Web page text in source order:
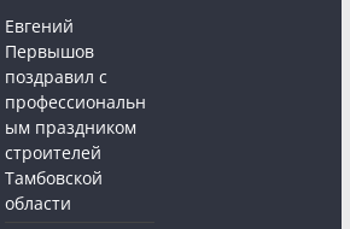
Евгений
Первышов
поздравил с
профессиональн
ым праздником
строителей
Тамбовской
области